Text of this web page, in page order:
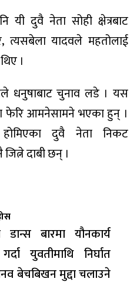
यी दुवै नेता सोही क्षेत्रबाट
त्यसबेला यादवले महतोलाई
।
धनुषाबाट चुनाव लडे । यस
फेरि आमनेसामने भएका हुन् ।
होमिएका दुवै नेता निकट
दाबी छन् ।
बारमा यौनकार्य
युवतीमाथि निर्घात
बेचबिखन मुद्दा चलाउने